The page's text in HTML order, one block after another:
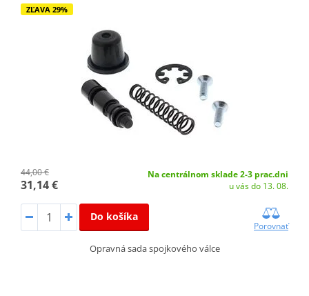
ZĽAVA 29%
44,00 €
31,14 €
Na centrálnom sklade 2-3 prac.dni
u vás do 13. 08.
Do košíka
Porovnať
Opravná sada spojkového válce